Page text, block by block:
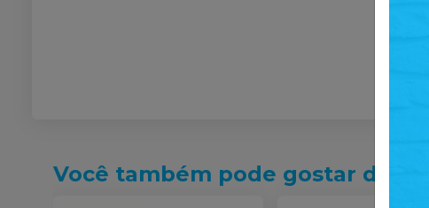
Você também pode gostar desses